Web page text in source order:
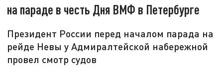
на параде в честь Дня ВМФ в Петербурге
Президент России перед началом парада на
рейде Невы у Адмиралтейской набережной
провел смотр судов